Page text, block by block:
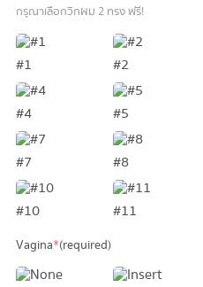
กรุณาเลือกวิกผม 2 ทรง ฟรี!
#1 #2
#4 #5
#7 #8
#10 #11
Vagina*(required)